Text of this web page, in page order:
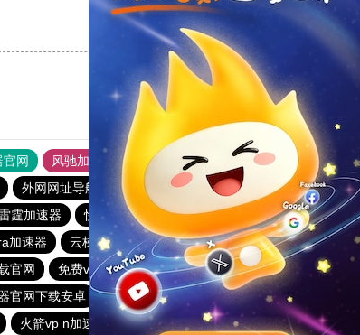
[0]
官网 风驰加速器
旋风加速器
外网网址导航 软件中心 雷霆加速
狂飙加速器
霆加速器 快鸭加速器官网下载安卓
大象加速器
加速器 云梯加速器官网版
下载快鸭加速器最新版
官网 免费vp 快橙加速器官网
蘑菇加速器
官网下载安卓 快连npv
快鸭梯子加速器
火箭vp n加速器下载 下载npv加速器